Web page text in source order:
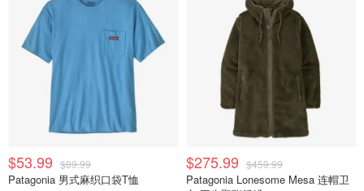
$53.99 $89.99
Patagonia 男式麻织口袋T恤
$275.99 $459.99
Patagonia Lonesome Mesa 连帽卫